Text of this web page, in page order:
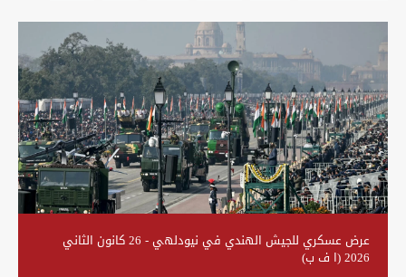
عرض عسكري للجيش الهندي في نيودلهي - 26 كانون الثاني
2026 (ا ف ب)